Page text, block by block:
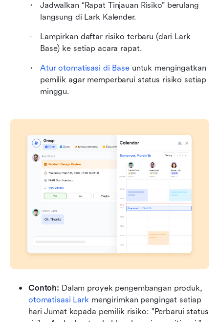
Jadwalkan “Rapat Tinjauan Risiko” berulang
langsung di Lark Kalender.
Lampirkan daftar risiko terbaru (dari Lark
Base) ke setiap acara rapat.
Atur otomatisasi di Base untuk mengingatkan
pemilik agar memperbarui status risiko setiap
minggu.
Contoh:
otomatisasi Lark mengirimkan pengingat setiap
hari Jumat kepada pemilik risiko: "Perbarui status